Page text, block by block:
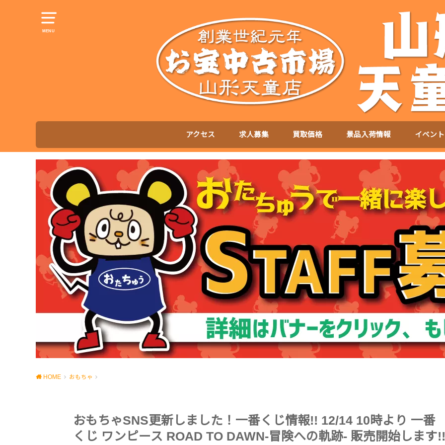
MENU
アクセス 求人募集 買取価格 景品入荷情報 イベン
HOME おもちゃ
おもちゃSNS更新しました！一番くじ情報!! 12/14 10時より 一番
くじ ワンピース ROAD TO DAWN-冒険への軌跡- 販売開始します!!